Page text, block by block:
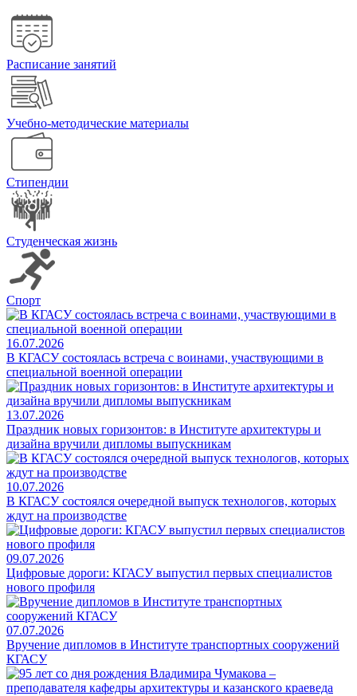
Расписание занятий
Учебно-методические материалы
Стипендии
Студенческая жизнь
Спорт
16.07.2026
В КГАСУ состоялась встреча с воинами, участвующими в
специальной военной операции
13.07.2026
Праздник новых горизонтов: в Институте архитектуры и
дизайна вручили дипломы выпускникам
10.07.2026
В КГАСУ состоялся очередной выпуск технологов, которых
ждут на производстве
09.07.2026
Цифровые дороги: КГАСУ выпустил первых специалистов
нового профиля
07.07.2026
Вручение дипломов в Институте транспортных сооружений
КГАСУ